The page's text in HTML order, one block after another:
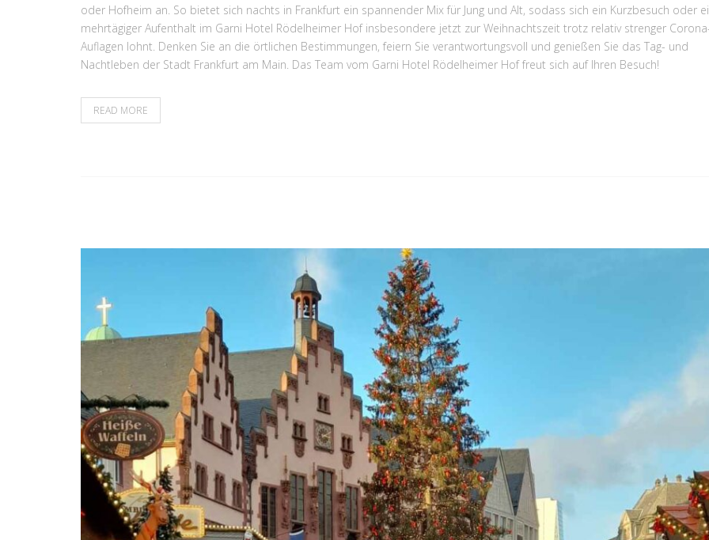
oder Hofheim an. So bietet sich nachts in Frankfurt ein spannender Mix für Jung und Alt, sodass sich ein Kurzbesuch oder
mehrtägiger Aufenthalt im Garni Hotel Rödelheimer Hof insbesondere jetzt zur Weihnachtszeit trotz relativ strenger
Auflagen lohnt. Denken Sie an die örtlichen Bestimmungen, feiern Sie verantwortungsvoll und genießen Sie das Tag- und
Nachtleben der Stadt Frankfurt am Main. Das Team vom Garni Hotel Rödelheimer Hof freut sich auf Ihren Besuch!
READ MORE